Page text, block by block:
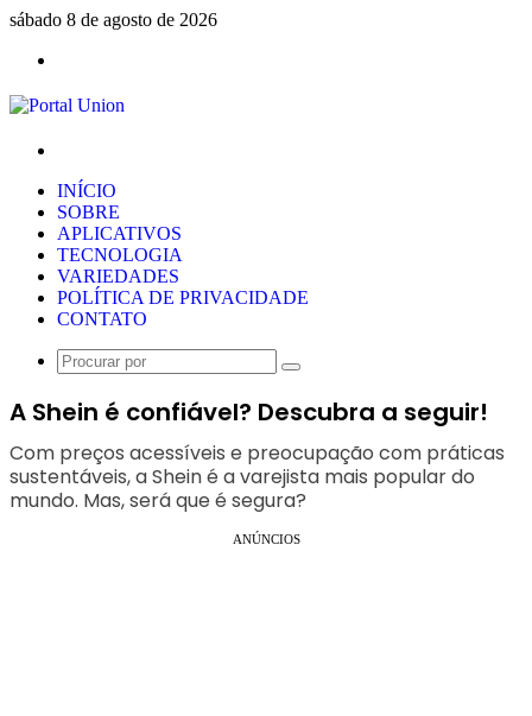
sábado 8 de agosto de 2026
INÍCIO
SOBRE
APLICATIVOS
TECNOLOGIA
VARIEDADES
POLÍTICA DE PRIVACIDADE
CONTATO
Procurar
A Shein é confiável? Descubra a seguir!
Com preços acessíveis e preocupação com práticas
sustentáveis, a Shein é a varejista mais popular do
mundo. Mas, será que é segura?
ANÚNCIOS